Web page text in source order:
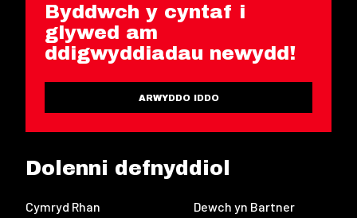
Byddwch y cyntaf i
glywed am
ddigwyddiadau newydd!
ARWYDDO IDDO
Dolenni defnyddiol
Cymryd Rhan Dewch yn Bartner